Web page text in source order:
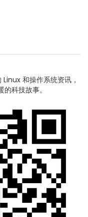
和操作系统资讯，
科技故事。